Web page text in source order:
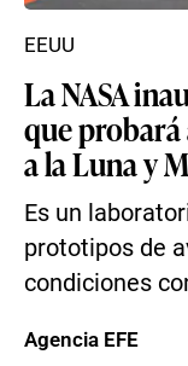
La NASA
que probará
a la Luna y
Es un
prototipos de
condiciones
EEUU
Agencia EFE